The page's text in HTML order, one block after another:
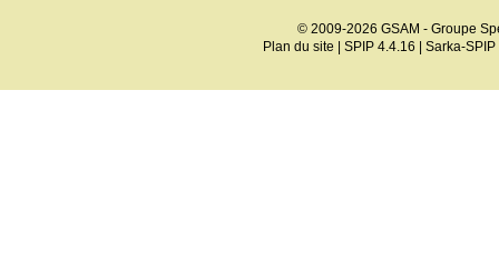
© 2009-2026 GSAM - Groupe
Plan du site
SPIP 4.4.16 Sarka-SPIP